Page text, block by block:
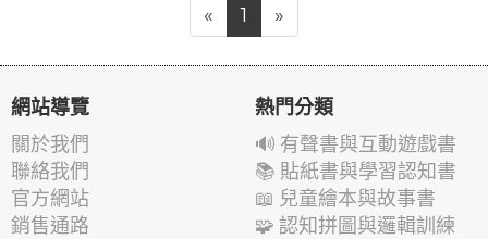
« 1 »
網站導覽
關於我們
聯絡我們
官方網站
銷售通路
熱門分類
🔊 有聲書與互動遊戲書
📚 貼紙書與學習認知書
📖 兒童繪本與故事書
🧩 認知拼圖與邏輯訓練